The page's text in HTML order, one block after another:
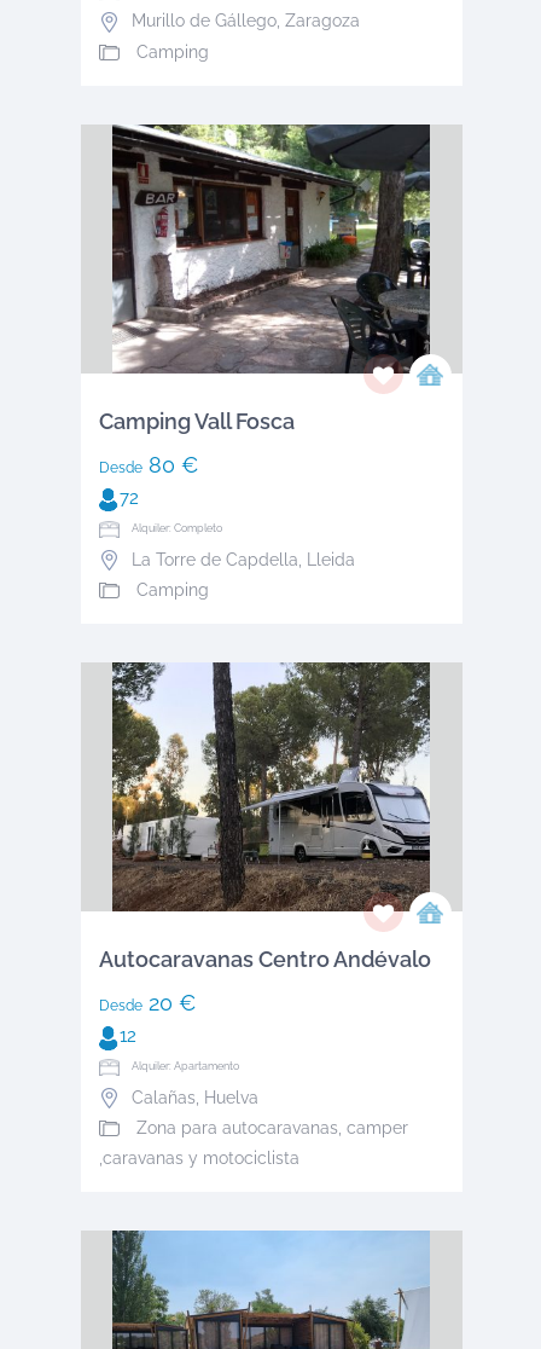
Murillo de Gállego, Zaragoza
Camping
Camping Vall Fosca
Desde80 €
72
Alquiler: Completo
La Torre de Capdella Lleida
Camping
Autocaravanas Centro Andévalo
Desde20 €
12
Alquiler: Apartamento
Calañas, Huelva
Zona para autocaravanas, camper
,caravanas y motociclista